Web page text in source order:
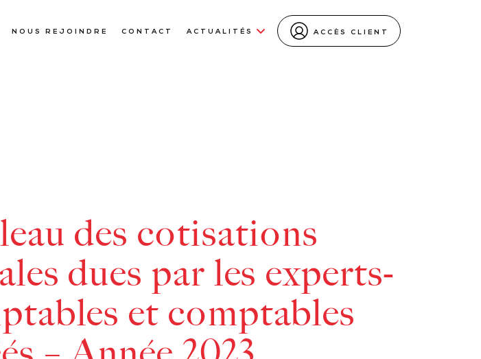
NOUS REJOINDRE CONTACT ACTUALITÉS ACCÈS CLIENT
des cotisations
dues par les experts-
et comptables